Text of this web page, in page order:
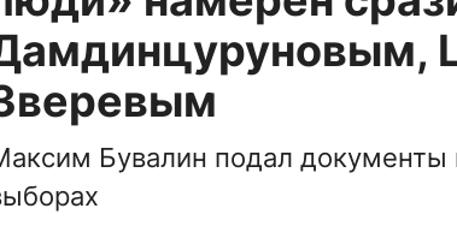
Бувалин подал документы